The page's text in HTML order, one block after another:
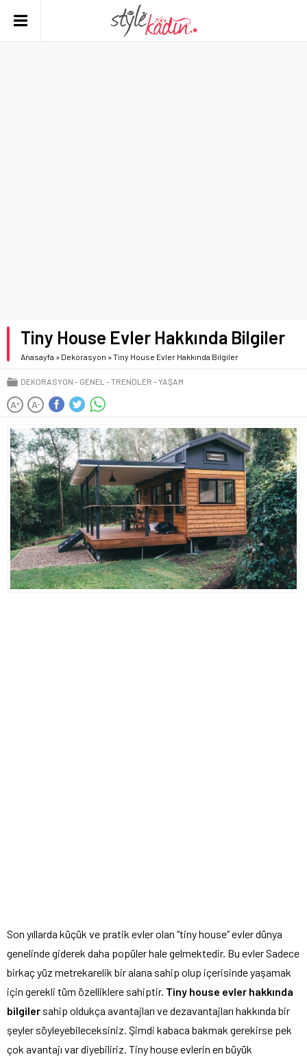
Tiny House Evler Hakkında Bilgiler
Anasayfa » Dekorasyon »Tiny House Evler Hakkında Bilgiler
DEKORASYON GENEL TRENDLER YAŞAM
A+ A-
Son yıllarda küçük ve pratik evler olan “tiny house” evler dünya
genelinde giderek daha popüler hale gelmektedir. Bu evler Sadece
birkaç yüz metrekarelik bir alana sahip olup içerisinde yaşamak
için gerekli tüm özelliklere sahiptir. Tiny house evler hakkında
bilgiler sahip oldukça avantajları ve dezavantajları hakkında bir
şeyler söyleyebileceksiniz. Şimdi kabaca bakmak gerekirse pek
çok avantajı var diyebiliriz. Tiny house evlerin en büyük